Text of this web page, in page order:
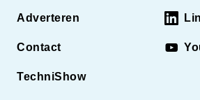
Adverteren
Contact
TechniShow